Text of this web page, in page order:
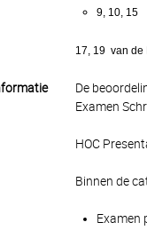
9, 10, 15
17, 19 van de
De
Examen
HOC
Binnen de
Examen